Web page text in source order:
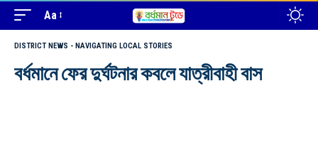
Aa
DISTRICT NEWS - NAVIGATING LOCAL STORIES
বর্ধমানে ফের দুর্ঘটনার কবলে যাত্রীবাহী বাস